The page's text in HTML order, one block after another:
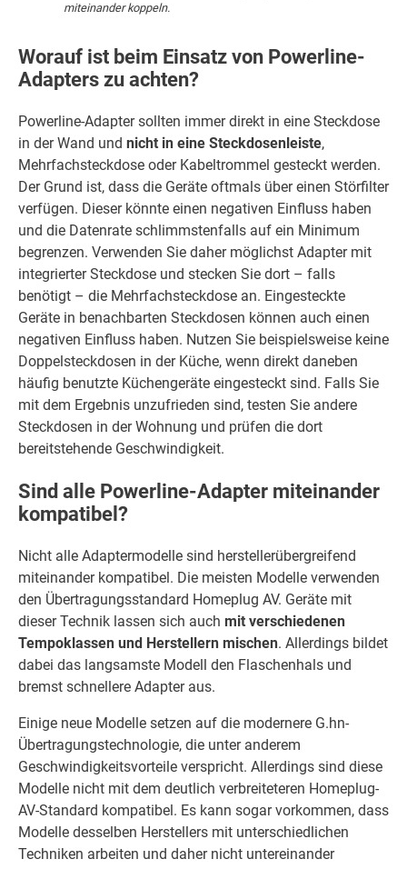
miteinander koppeln.
Worauf ist beim Einsatz von Powerline-
Adapters zu achten?
Powerline-Adapter sollten immer direkt in eine Steckdose
in der Wand und nicht in eine Steckdosenleiste,
Mehrfachsteckdose oder Kabeltrommel gesteckt werden.
Der Grund ist, dass die Geräte oftmals über einen Störfilter
verfügen. Dieser könnte einen negativen Einfluss haben
und die Datenrate schlimmstenfalls auf ein Minimum
begrenzen. Verwenden Sie daher möglichst Adapter mit
integrierter Steckdose und stecken Sie dort – falls
benötigt – die Mehrfachsteckdose an. Eingesteckte
Geräte in benachbarten Steckdosen können auch einen
negativen Einfluss haben. Nutzen Sie beispielsweise keine
Doppelsteckdosen in der Küche, wenn direkt daneben
häufig benutzte Küchengeräte eingesteckt sind. Falls Sie
mit dem Ergebnis unzufrieden sind, testen Sie andere
Steckdosen in der Wohnung und prüfen die dort
bereitstehende Geschwindigkeit.
Sind alle Powerline-Adapter miteinander
kompatibel?
Nicht alle Adaptermodelle sind herstellerübergreifend
miteinander kompatibel. Die meisten Modelle verwenden
den Übertragungsstandard Homeplug AV. Geräte mit
dieser Technik lassen sich auch mit verschiedenen
Tempoklassen und Herstellern mischen. Allerdings bildet
dabei das langsamste Modell den Flaschenhals und
bremst schnellere Adapter aus.
Einige neue Modelle setzen auf die modernere G.hn-
Übertragungstechnologie, die unter anderem
Geschwindigkeitsvorteile verspricht. Allerdings sind diese
Modelle nicht mit dem deutlich verbreiteteren Homeplug-
AV-Standard kompatibel. Es kann sogar vorkommen, dass
Modelle desselben Herstellers mit unterschiedlichen
Techniken arbeiten und daher nicht untereinander